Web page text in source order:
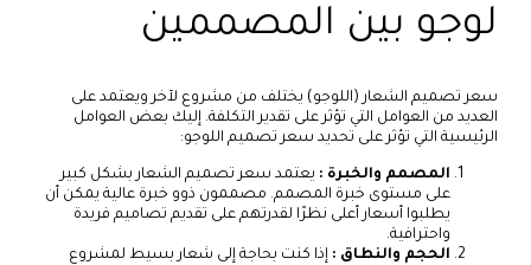
لوجو بين المصممين
سعر تصميم الشعار (اللوجو) يختلف من مشروع لآخر ويعتمد على
العديد من العوامل التي تؤثر على تقدير التكلفة. إليك بعض العوامل
الرئيسية التي تؤثر على تحديد سعر تصميم اللوجو:
المصمم والخبرة : يعتمد سعر تصميم الشعار بشكل كبير
على مستوى خبرة المصمم. مصممون ذوو خبرة عالية يمكن أن
يطلبوا أسعار أعلى نظرًا لقدرتهم على تقديم تصاميم فريدة
واحترافية.
الحجم والنطاق : إذا كنت بحاجة إلى شعار بسيط لمشروع